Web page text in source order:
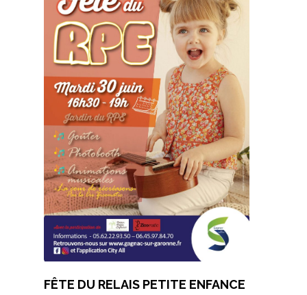
FÊTE DU RELAIS PETITE ENFANCE